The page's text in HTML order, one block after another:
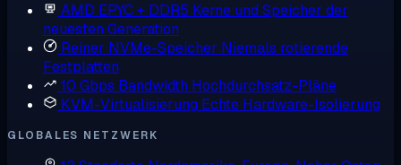
AMD EPYC + DDR5 Kerne und Speicher der
neuesten Generation
Reiner NVMe-Speicher Niemals rotierende
Festplatten
10 Gbps Bandwidth Hochdurchsatz-Pläne
KVM-Virtualisierung Echte Hardware-Isolierung
GLOBALES NETZWERK